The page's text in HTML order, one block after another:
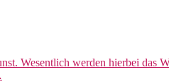
Wesentlich werden hierbei